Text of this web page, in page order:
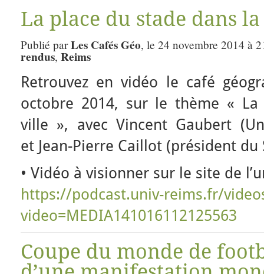
La place du stade dans
Publié parLes Cafés Géo, le 24 novembre 2014 à
rendus, Reims
Retrouvez en vidéo le café
octobre 2014, sur le thème «
ville », avec Vincent Gaubert
et Jean-Pierre Caillot (président du
• Vidéo à visionner sur le site de
https://podcast.univ-reims.fr/
video=MEDIA141016112125563
Coupe du monde de